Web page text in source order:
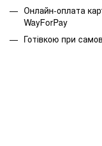
Онлайн-оплата
WayForPay
Готівкою при